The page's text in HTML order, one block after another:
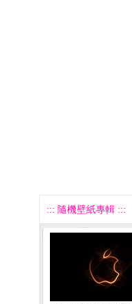
::: 隨機壁紙專輯 :::